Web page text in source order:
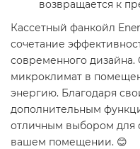
возвращается к
Кассетный фанкойл
сочетание
современного
микроклимат в
энергию. Благодаря
дополнительным
отличным выбором для
вашем помещении. 😊